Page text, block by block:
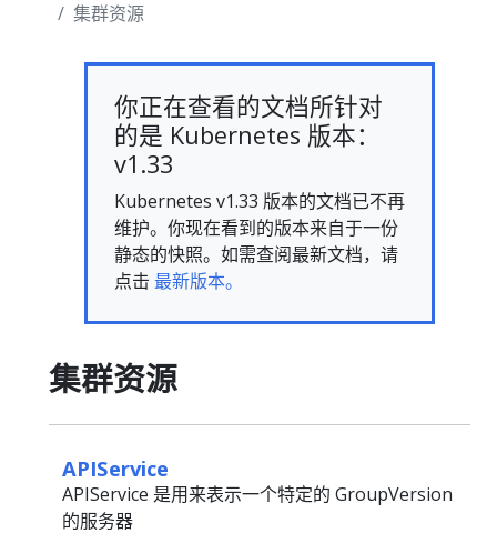
集群资源
你正在查看的文档所针对
的是 Kubernetes 版本：
v1.33
Kubernetes v1.33 版本的文档已不再
维护。你现在看到的版本来自于一份
静态的快照。如需查阅最新文档，请
点击 最新版本。
集群资源
APIService
APIService 是用来表示一个特定的 GroupVersion
的服务器